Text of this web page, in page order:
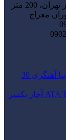
نرسیده به پلیس راه تبریز تهران، 200 متر
معراج
گونیا آهنگری 30
آچار یکسر